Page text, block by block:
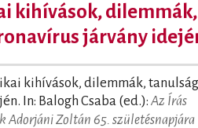
kihívások, dilemmák,
járvány
kihívások, dilemmák,
In: Balogh Csaba (ed.): Az Írás
Adorjáni Zoltán 65. születésnapjára